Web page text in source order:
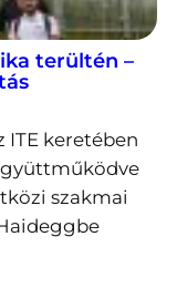
terültén –
ITE keretében
szakmai